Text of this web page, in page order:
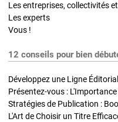
Les entreprises, collectivités
Les experts
Vous !
12 conseils pour bien
Développez une Ligne
Présentez-vous :
L'Art de Choisir un Titre